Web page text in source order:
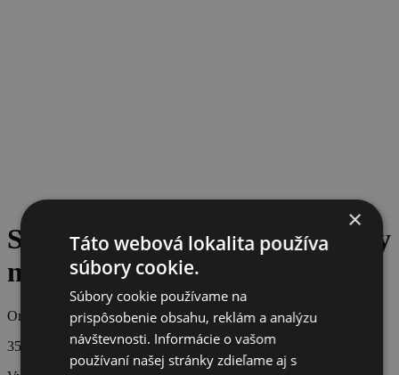
SOŇA FERANCOVÁ jewellery
náhrdelník
Originálna cena
350 €
×
Táto webová lokalita používa
súbory cookie.
Súbory cookie používame na
prispôsobenie obsahu, reklám a analýzu
návštevnosti. Informácie o vašom
používaní našej stránky zdieľame aj s